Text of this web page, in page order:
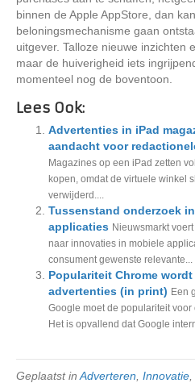
binnen de Apple AppStore, dan
beloningsmechanisme gaan
uitgever. Talloze nieuwe inzichten
maar de huiverigheid iets
momenteel nog de boventoon.
Lees Ook:
Advertenties in iPad
aandacht voor
Magazines op een iPad zetten
kopen, omdat de virtuele winkel
verwijderd....
Tussenstand onderzoek
applicaties Nieuwsmarkt
naar innovaties in mobiele
consument gewenste relevante...
Populariteit Chrome
advertenties (in print) Een
Google moet de populariteit voor
Het is opvallend dat Google
Geplaatst in Adverteren Innovatie